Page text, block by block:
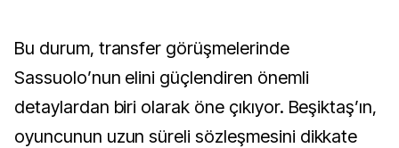
Bu durum, transfer görüşmelerinde
Sassuolo’nun elini güçlendiren önemli
detaylardan biri olarak öne çıkıyor. Beşiktaş’ın,
oyuncunun uzun süreli sözleşmesini dikkate